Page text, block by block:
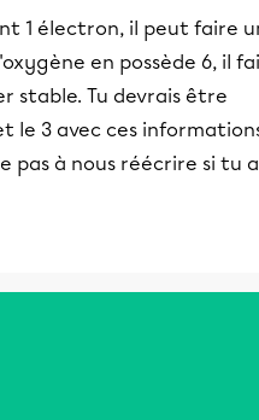
1 électron, il peut faire
en possède 6, il
stable. Tu devrais être
le 3 avec ces
pas à nous réécrire si tu